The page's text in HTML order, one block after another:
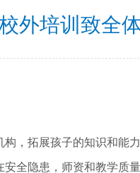
外培训致全
，拓展孩子的知识和
全隐患，师资和教学